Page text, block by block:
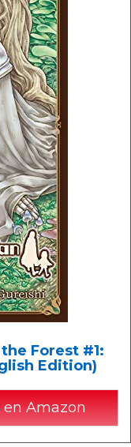
Forest #1:
Edition)
Amazon